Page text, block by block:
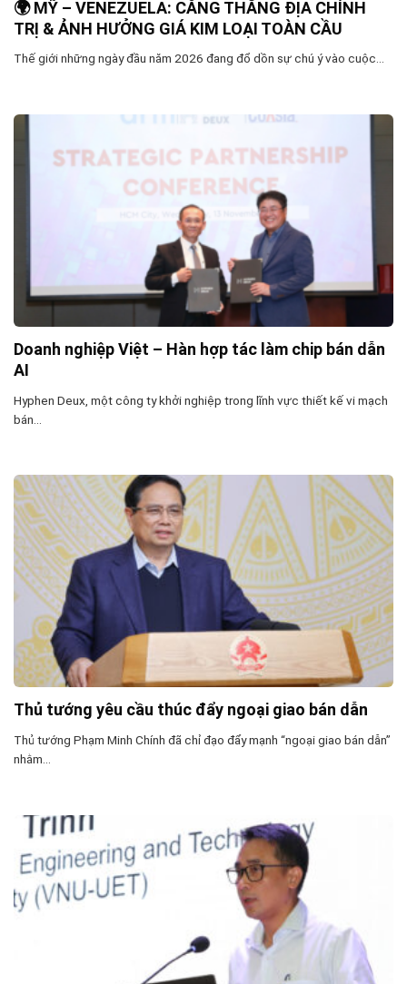
🌍 MỸ – VENEZUELA: CĂNG THẲNG ĐỊA CHÍNH
TRỊ & ẢNH HƯỞNG GIÁ KIM LOẠI TOÀN CẦU
Thế giới những ngày đầu năm 2026 đang đổ dồn sự chú ý vào cuộc...
Doanh nghiệp Việt – Hàn hợp tác làm chip bán dẫn
AI
Hyphen Deux, một công ty khởi nghiệp trong lĩnh vực thiết kế vi mạch
bán...
Thủ tướng yêu cầu thúc đẩy ngoại giao bán dẫn
Thủ tướng Phạm Minh Chính đã chỉ đạo đẩy mạnh “ngoại giao bán dẫn”
nhằm...